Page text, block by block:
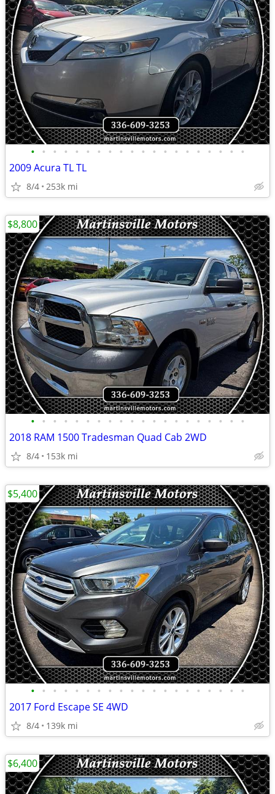
• • • • • • • • • • • • • • • • • • • •
2009 Acura TL TL
8/4 253k mi
• • • • • • • • • • • • • • • • • • • •
2018 RAM 1500 Tradesman Quad Cab 2WD
8/4 153k mi
$8,800
• • • • • • • • • • • • • • • • • • • •
2017 Ford Escape SE 4WD
8/4 139k mi
$5,400
$6,400